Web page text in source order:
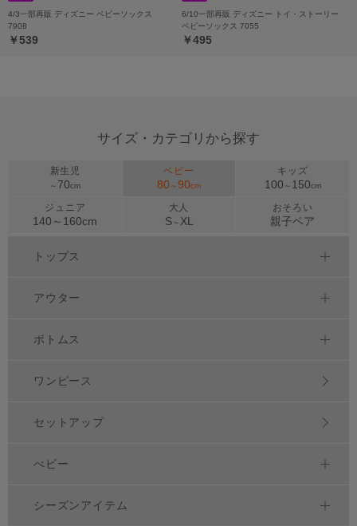
4/3一部再販 ディズニー ベビーソックス
7908
￥539
6/10一部再販 ディズニー トイ・ストーリー
ベビーソックス 7055
￥495
サイズ・カテゴリから探す
新生児
～ 70cm
ベビー
80 ～90cm
キッズ
100 ～ 150cm
ジュニア
140～ 160cm
大人
S～ XL
おそろい
親子ペア
トップス
アウター
ボトムス
ワンピース
セットアップ
べビー
シーズンアイテム